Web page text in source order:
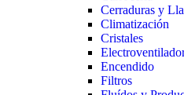
Cerraduras y
Climatización
Cristales
Encendido
Filtros